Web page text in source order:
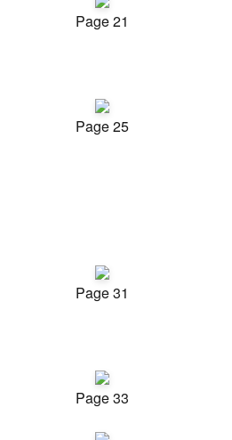
Page 21
Page 25
Page 31
Page 33